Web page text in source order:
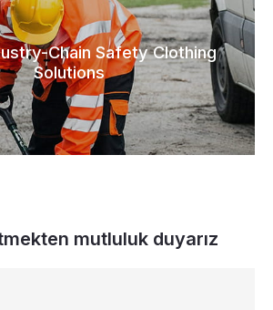
Chain Safety Clothing
Solutions
mutluluk duyarız